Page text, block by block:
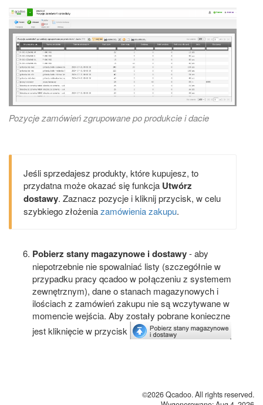
Pozycje zamówień zgrupowane po produkcie i dacie
Jeśli sprzedajesz produkty, które kupujesz, to
przydatna może okazać się funkcja Utwórz
dostawy. Zaznacz pozycje i kliknij przycisk, w celu
szybkiego złożeniazamówienia zakupu.
Pobierz stany magazynowe i dostawy- aby
niepotrzebnie nie spowalniać listy (szczegółnie w
przypadku pracy qcadoo w połączeniu z systemem
zewnętrznym), dane o stanach magazynowych i
ilościach z zamówień zakupu nie są wczytywane w
momencie wejścia. Aby zostały pobrane konieczne
jest kliknięcie w przycisk
©2026 Qcadoo. All rights reserved.